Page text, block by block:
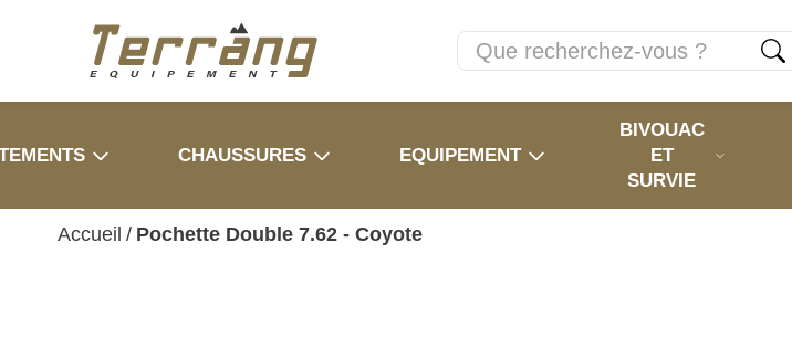
CHAUSSURES EQUIPEMENT
BIVOUAC
ET
SURVIE
Accueil / Pochette Double 7.62 - Coyote